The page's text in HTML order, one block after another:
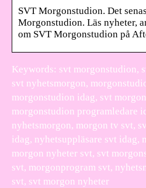
SVT Morgonstudion. Det
Morgonstudion. Läs nyheter,
om SVT Morgonstudion på
Keywords: svt morgonstudion,
svt nyhetsmorgon,
morgonstudion idag, svt
morgonstudion programledare
nyhetsmorgon, morgon tv svt,
idag, nyhetsuppläsare svt idag,
morgon nyheter svt, svt
svt, morgonprogram svt,
svt, svt morgon nyheter